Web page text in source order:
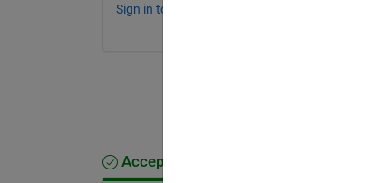
Sign in to comment.
Accepted Answer